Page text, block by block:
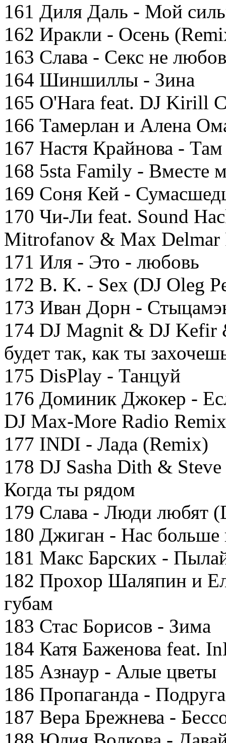
161 Диля Даль - Мой
162 Иракли - Осень
163 Слава - Секс не
164 Шиншиллы - Зина
165 O'Hara feat. DJ Kirill
166 Тамерлан и Алена
167 Настя Крайнова - Там
168 5sta Family - Вместе
169 Соня Кей -
170 Чи-Ли feat. Sound
Mitrofanov & Max Delmar
171 Иля - Это - любовь
172 B. K. - Sex (DJ Oleg
173 Иван Дорн -
174 DJ Magnit & DJ Kefir
будет так, как ты
175 DisPlay - Танцуй
176 Доминик Джокер -
DJ Max-More Radio
177 INDI - Лада (Remix)
178 DJ Sasha Dith &
Когда ты рядом
179 Слава - Люди любят
180 Джиган - Нас больше
181 Макс Барских -
182 Прохор Шаляпин и
губам
183 Стас Борисов - Зима
184 Катя Баженова feat.
185 Азнаур - Алые цветы
186 Пропаганда - Подруга
187 Вера Брежнева -